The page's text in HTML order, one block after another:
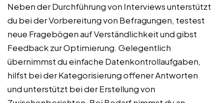
Neben der Durchführung von Interviews unterstützt
du bei der Vorbereitung von Befragungen, testest
neue Fragebögen auf Verständlichkeit und gibst
Feedback zur Optimierung. Gelegentlich
übernimmst du einfache Datenkontrollaufgaben,
hilfst bei der Kategorisierung offener Antworten
und unterstützt bei der Erstellung von